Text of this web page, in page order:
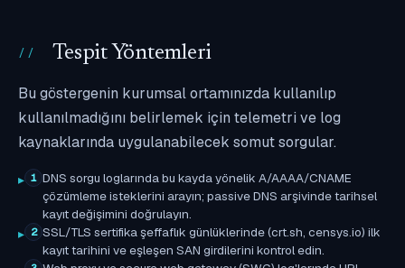
Tespit Yöntemleri
Bu göstergenin kurumsal ortamınızda kullanılıp
kullanılmadığını belirlemek için telemetri ve log
kaynaklarında uygulanabilecek somut sorgular.
1 DNS sorgu loglarında bu kayda yönelik A/AAAA/CNAME
çözümleme isteklerini arayın; passive DNS arşivinde tarihsel
kayıt değişimini doğrulayın.
2 SSL/TLS sertifika şeffaflık günlüklerinde (crt.sh, censys.io) ilk
kayıt tarihini ve eşleşen SAN girdilerini kontrol edin.